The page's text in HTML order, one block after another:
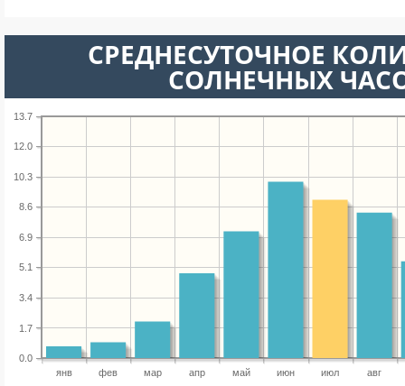
СРЕДНЕСУТОЧНОЕ
СОЛНЕЧНЫХ
янв фев мар апр май июн июл авг
0.0
1.7
3.4
5.1
6.9
8.6
10.3
12.0
13.7